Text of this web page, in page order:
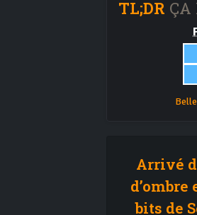
TL;DR ÇA
Arrivé
bits de